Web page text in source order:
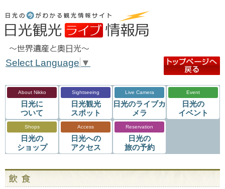
Select Language ▼
About Nikko
日光に
ついて
Sightseeing
日光観光
スポット
Live Camera
日光のライブカ
メラ
Event
日光の
イベント
Shops
日光の
ショップ
Access
日光への
アクセス
Reservation
日光の
旅の予約